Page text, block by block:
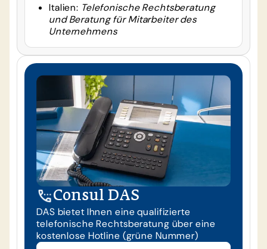
Italien: Telefonische Rechtsberatung
und Beratung für Mitarbeiter des
Unternehmens
Consul DAS
DAS bietet Ihnen eine qualifizierte
telefonische Rechtsberatung über eine
kostenlose Hotline (grüne Nummer)